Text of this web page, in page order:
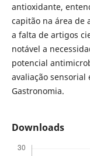
antioxidante,
capitão na área de
a falta de artigos
notável a
potencial
avaliação sensorial
Gastronomia.
Downloads